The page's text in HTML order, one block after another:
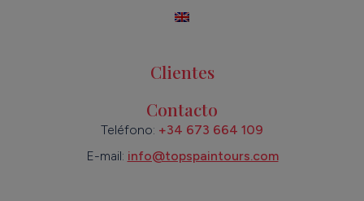
Clientes
Contacto
Teléfono: +34 673 664 109
E-mail: info@topspaintours.com